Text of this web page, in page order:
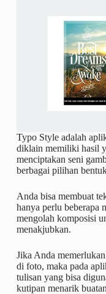
Typo Style adalah
diklain memiliki hasil
menciptakan seni
berbagai pilihan
Anda bisa membuat
hanya perlu beberapa
mengolah komposisi
menakjubkan.
Jika Anda
di foto, maka pada
tulisan yang bisa
kutipan menarik